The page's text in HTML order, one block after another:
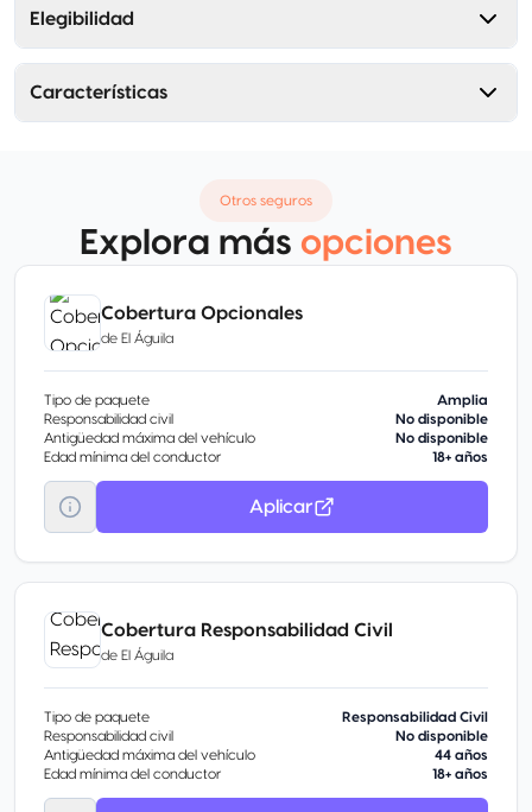
Elegibilidad
Características
Otros seguros
Explora más opciones
Cobertura Opcionales
de El Águila
Tipo de paquete
Amplia
Responsabilidad civil
No disponible
Antigüedad máxima del vehículo
No disponible
Edad mínima del conductor
18+ años
Aplicar
Cobertura Responsabilidad Civil
de El Águila
Tipo de paquete
Responsabilidad Civil
Responsabilidad civil
No disponible
Antigüedad máxima del vehículo
44 años
Edad mínima del conductor
18+ años